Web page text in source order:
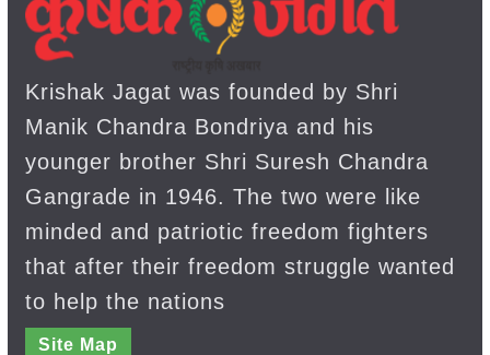
Krishak Jagat was founded by Shri
Manik Chandra Bondriya and his
younger brother Shri Suresh Chandra
Gangrade in 1946. The two were like
minded and patriotic freedom fighters
that after their freedom struggle wanted
to help the nations
Site Map